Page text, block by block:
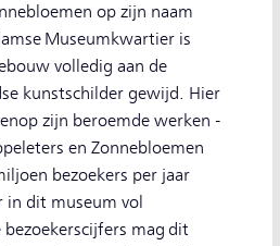
op zijn naam
Museumkwartier is
volledig aan de
kunstschilder gewijd. Hier
zijn beroemde werken -
en Zonnebloemen
bezoekers per jaar
in dit museum vol
mag dit